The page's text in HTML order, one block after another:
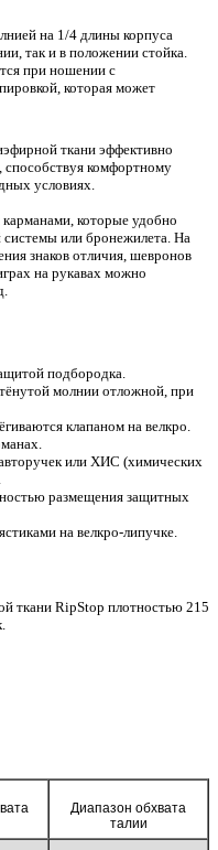
на 1/4 длины корпуса
так и в положении стойка.
при ношении с
которая может
ткани эффективно
способствуя комфортному
условиях.
которые удобно
системы или бронежилета. На
знаков отличия, шевронов
на рукавах можно
подбородка.
молнии отложной, при
клапаном на велкро.
или ХИС (химических
размещения защитных
на велкро-липучке.
ткани RipStop плотностью 215
Диапазон обхвата
талии